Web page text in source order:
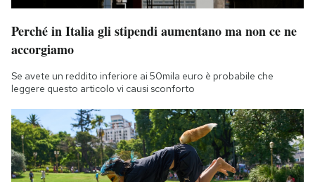
Perché in Italia gli stipendi aumentano ma non ce ne
accorgiamo
Se avete un reddito inferiore ai 50mila euro è probabile che
leggere questo articolo vi causi sconforto